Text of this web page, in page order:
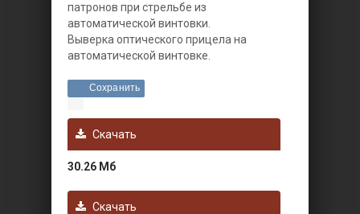
патронов при стрельбе из
автоматической винтовки.
Выверка оптического прицела на
автоматической винтовке.
Сохранить
Скачать
30.26 Мб
Скачать